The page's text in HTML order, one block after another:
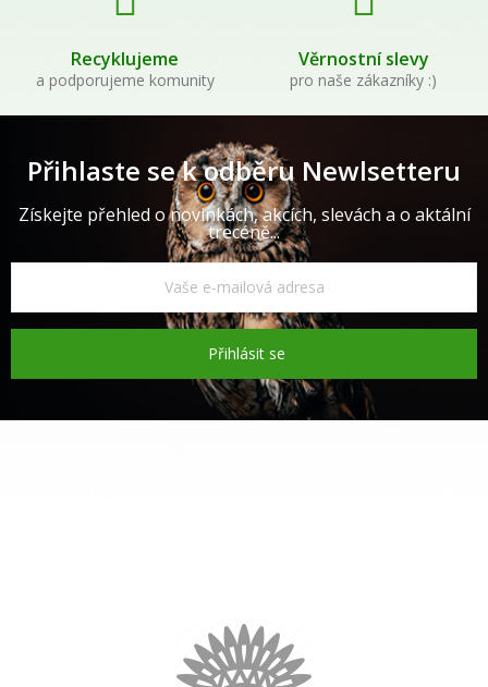
Recyklujeme
a podporujeme komunity
Věrnostní slevy
pro naše zákazníky :)
Přihlaste se k odběru Newlsetteru
Získejte přehled o novinkách, akcích, slevách a o aktální
trecéně...
Přihlásit se